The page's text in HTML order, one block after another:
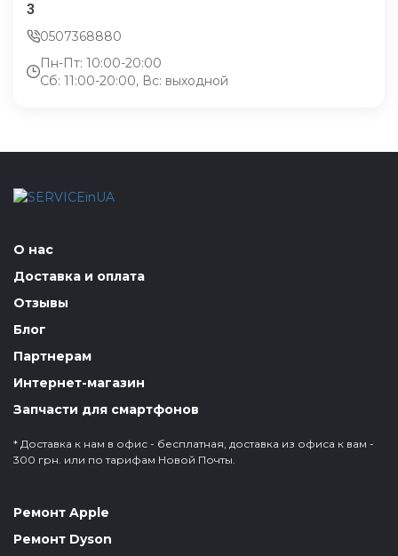
3
0507368880
Пн-Пт: 10:00-20:00
Сб: 11:00-20:00, Вс: выходной
О нас
Доставка и оплата
Отзывы
Блог
Партнерам
Интернет-магазин
Запчасти для смартфонов
* Доставка к нам в офис - бесплатная, доставка из офиса к вам -
300 грн. или по тарифам Новой Почты.
Ремонт Apple
Ремонт Dyson